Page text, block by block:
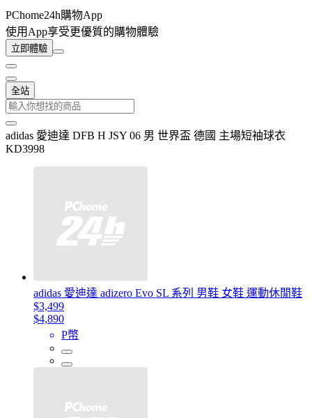
PChome24h購物App
使用App享受更優質的購物體驗
立即體驗
全站
adidas 愛迪達 DFB H JSY 06 男 世界盃 德國 主場短袖球衣
KD3998
adidas 愛迪達 adizero Evo SL 系列 男鞋 女鞋 運動休閒鞋
$3,499
$4,890
P幣